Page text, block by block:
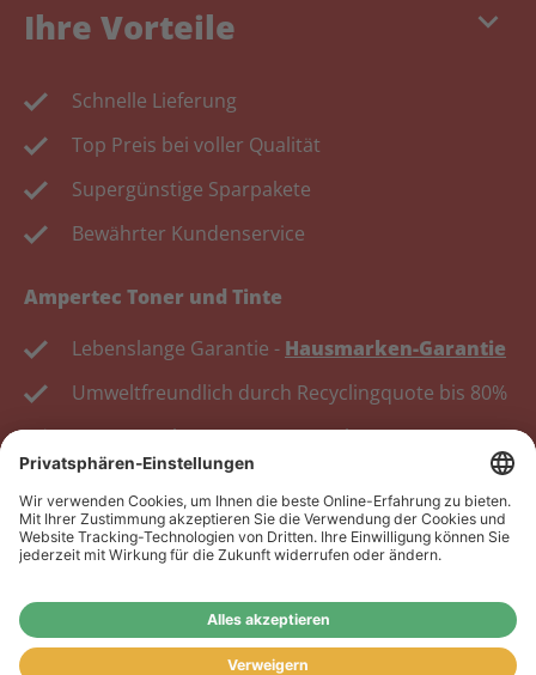
keyboard_arrow_down
Ihre Vorteile
Schnelle Lieferung
Top Preis bei voller Qualität
Supergünstige Sparpakete
Bewährter Kundenservice
Ampertec Toner und Tinte
Lebenslange Garantie - Hausmarken-Garantie
Umweltfreundlich durch Recyclingquote bis 80%
Kosten senken, Ressourcen schonen.
Wiederverkäufer:
Wiederverkäufer sind, registrieren Sie sich bitte in
unserem Händler-Portalwww.tonerhersteller.de